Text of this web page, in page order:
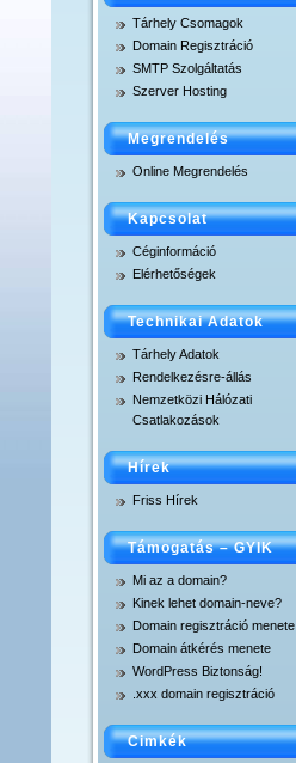
Tárhely Csomagok
Domain Regisztráció
SMTP Szolgáltatás
Szerver Hosting
Megrendelés
Online Megrendelés
Kapcsolat
Céginformáció
Elérhetőségek
Technikai Adatok
Tárhely Adatok
Rendelkezésre-állás
Nemzetközi Hálózati
Csatlakozások
Hírek
Friss Hírek
Támogatás – GYIK
Mi az a domain?
Kinek lehet domain-neve?
Domain regisztráció menete
Domain átkérés menete
WordPress Biztonság!
.xxx domain regisztráció
Cimkék